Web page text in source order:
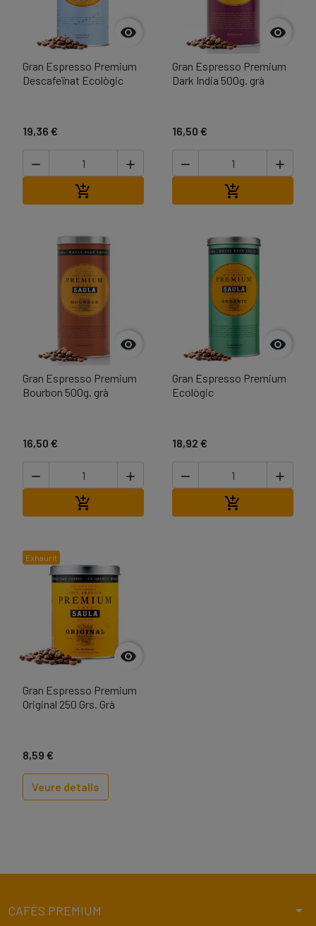

Gran Espresso Premium
Descafeïnat Ecològic
19,36 €
 


Gran Espresso Premium
Dark India 500g. grà
16,50 €
 


Gran Espresso Premium
Bourbon 500g. grà
16,50 €
 


Gran Espresso Premium
Ecològic
18,92 €
 

Exhaurit

Gran Espresso Premium
Original 250 Grs. Grà
8,59 €
Veure detalls
CAFÈS PREMIUM arrow_drop_down